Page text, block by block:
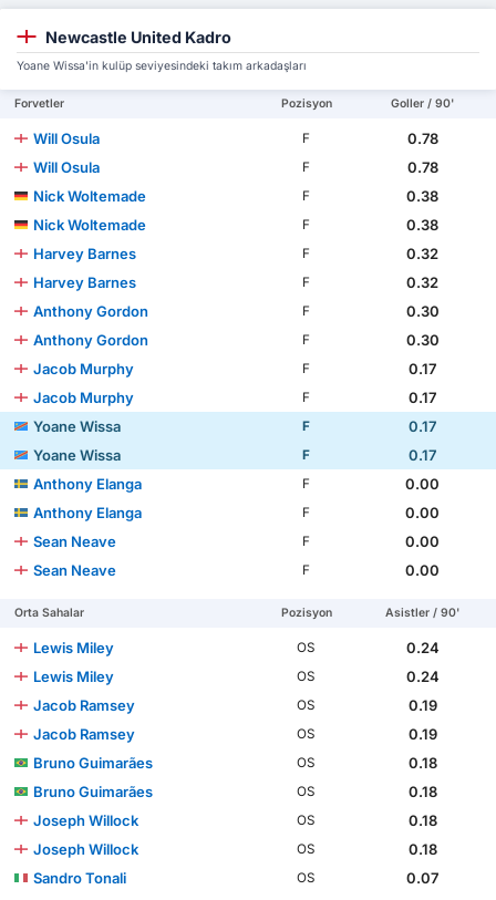
Newcastle United Kadro
Yoane Wissa'in kulüp seviyesindeki takım arkadaşları
Forvetler Pozisyon Goller / 90'
Will Osula F
0.78
Will Osula
F
0.78
Nick Woltemade
F
0.38
Nick Woltemade
F
0.38
Harvey Barnes
F
0.32
Harvey Barnes
F
0.32
Anthony Gordon
F
0.30
Anthony Gordon
F
0.30
Jacob Murphy
F
0.17
Jacob Murphy
F
0.17
Yoane Wissa
F
0.17
Yoane Wissa
F
0.17
Anthony Elanga
F
0.00
Anthony Elanga
F
0.00
Sean Neave
F
0.00
Sean Neave
F 0.00
Orta Sahalar Pozisyon Asistler / 90'
Lewis Miley OS
0.24
Lewis Miley
OS
0.24
Jacob Ramsey
OS
0.19
Jacob Ramsey
OS
0.19
Bruno Guimarães
OS
0.18
Bruno Guimarães
OS
0.18
Joseph Willock
OS
0.18
Joseph Willock
OS
0.18
Sandro Tonali
OS
0.07